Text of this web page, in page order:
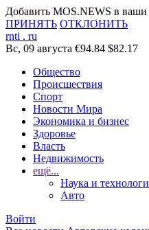
Добавить MOS.NEWS в
ПРИНЯТЬ ОТКЛОНИТЬ
rnti . ru
Вс, 09 августа €94.84 $82.17
Общество
Происшествия
Спорт
Новости Мира
Экономика и бизнес
Здоровье
Власть
Недвижимость
ещё...
Наука и
Авто
Войти